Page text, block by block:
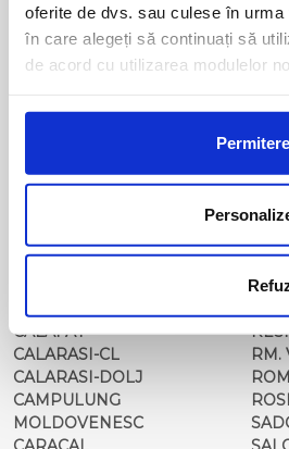
oferite de dvs. sau culese în
în care alegeți să continuați să
de acord cu utilizarea modulelor
BALS-IS
BALS-OT
BARCA
BISTRITA
BRAILA
BRASOV
BUZAU
CALAFAT
CALARASI-CL
CALARASI-DOLJ
CAMPULUNG
MOLDOVENESC
RM.